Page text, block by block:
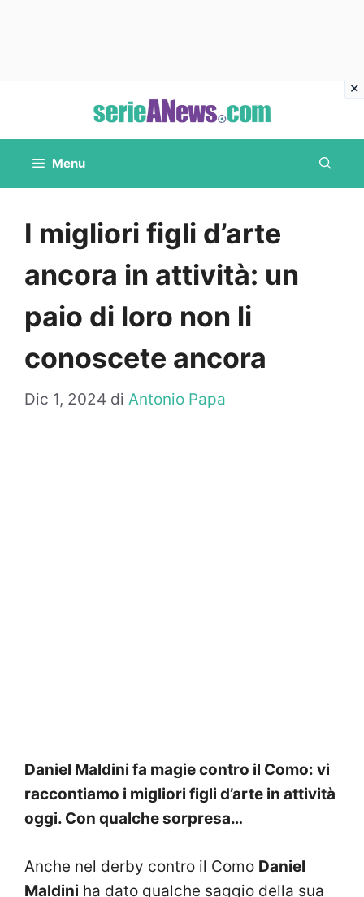
contenuto
Menu
I migliori figli d’arte
ancora in attività: un
paio di loro non li
conoscete ancora
Dic 1, 2024 di Antonio Papa
Daniel Maldini fa magie contro il Como: vi
raccontiamo i migliori figli d’arte in attività
oggi. Con qualche sorpresa…
Anche nel derby contro il Como Daniel
Maldini ha dato qualche saggio della sua